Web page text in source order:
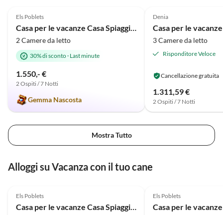
moderne Ausstattung mit neuer
Küche, stilvollen Bädern,
Klimaanlagen, schnellem WLAN
und elektrischen Rollläden ließ
keine Wünsche offen. Besonders
hervorzuheben sind die
außergewöhnliche Sauberkeit
sowie der stets freundliche und
zuverlässige Kontakt zu den
kommen sehr gerne wieder und
können die Villa
weiterempfehlen.
Els Poblets
Casa per le vacanze Casa Spiaggia e Mare
2 Camere da letto
30% di sconto· Last minute
1.550,- €
2 Ospiti / 7 Notti
Gemma Nascosta
Denia
3 Camere da letto
Risponditore Veloce
Cancellazione gratuita
1.311,59 €
2 Ospiti / 7 Notti
Mostra Tutto
Alloggi su Vacanza con il tuo cane
Els Poblets
Casa per le vacanze Casa Spiaggia e Mare
Els Poblets